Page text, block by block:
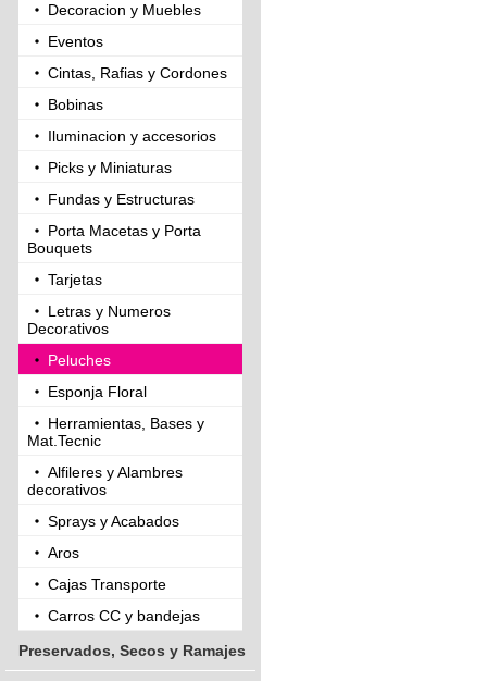
Decoracion y Muebles
Eventos
Cintas, Rafias y Cordones
Bobinas
Iluminacion y accesorios
Picks y Miniaturas
Fundas y Estructuras
Porta Macetas y Porta
Bouquets
Tarjetas
Letras y Numeros
Decorativos
Peluches
Esponja Floral
Herramientas, Bases y
Mat.Tecnic
Alfileres y Alambres
decorativos
Sprays y Acabados
Aros
Cajas Transporte
Carros CC y bandejas
Preservados, Secos y Ramajes